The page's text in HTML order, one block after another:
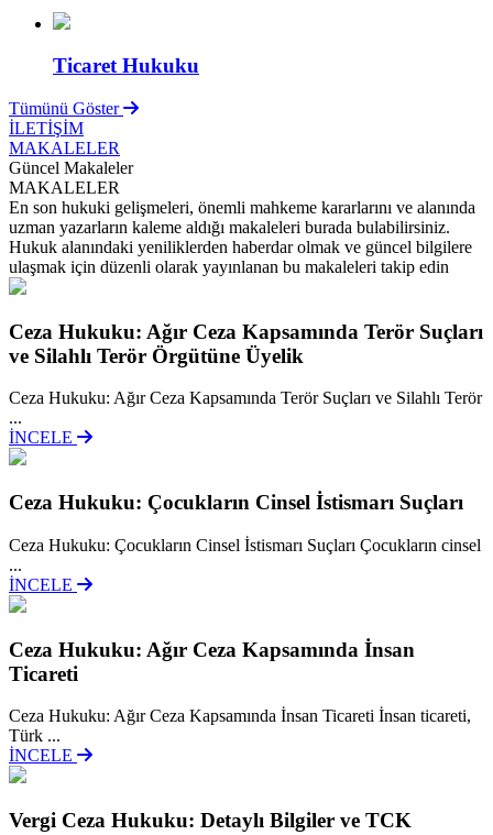
Ticaret Hukuku
Tümünü Göster
İLETİŞİM
MAKALELER
Güncel Makaleler
MAKALELER
En son hukuki gelişmeleri, önemli mahkeme kararlarını ve alanında
uzman yazarların kaleme aldığı makaleleri burada bulabilirsiniz.
Hukuk alanındaki yeniliklerden haberdar olmak ve güncel bilgilere
ulaşmak için düzenli olarak yayınlanan bu makaleleri takip edin
Ceza Hukuku: Ağır Ceza Kapsamında Terör Suçları
ve Silahlı Terör Örgütüne Üyelik
Ceza Hukuku: Ağır Ceza Kapsamında Terör Suçları ve Silahlı Terör
...
İNCELE
Ceza Hukuku: Çocukların Cinsel İstismarı Suçları
Ceza Hukuku: Çocukların Cinsel İstismarı Suçları Çocukların cinsel
...
İNCELE
Ceza Hukuku: Ağır Ceza Kapsamında İnsan
Ticareti
Ceza Hukuku: Ağır Ceza Kapsamında İnsan Ticareti İnsan ticareti,
Türk ...
İNCELE
Vergi Ceza Hukuku: Detaylı Bilgiler ve TCK